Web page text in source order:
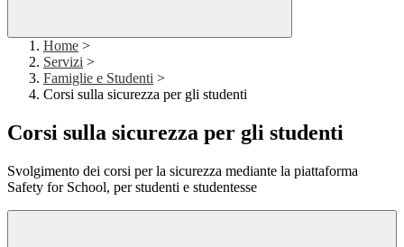
Home >
Servizi >
Famiglie e Studenti >
Corsi sulla sicurezza per gli studenti
Corsi sulla sicurezza per gli studenti
Svolgimento dei corsi per la sicurezza mediante la piattaforma
Safety for School, per studenti e studentesse